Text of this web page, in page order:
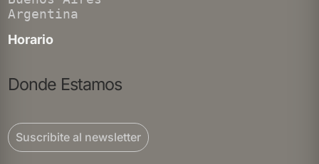
Argentina
Horario
Donde Estamos
Suscribite al newsletter